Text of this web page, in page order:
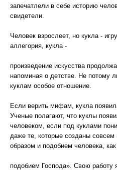
запечатлели в себе историю
свидетели.
Человек взрослеет, но кукла -
аллегория, кукла -
произведение искусства
напоминая о детстве. Не потому
куклам особое отношение.
Если верить мифам, кукла
Ученые полагают, что куклы
человеком, если под куклами
даже те, которые созданы
образом и подобием человека,
подобием Господа». Свою работу